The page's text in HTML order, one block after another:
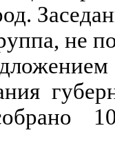
не